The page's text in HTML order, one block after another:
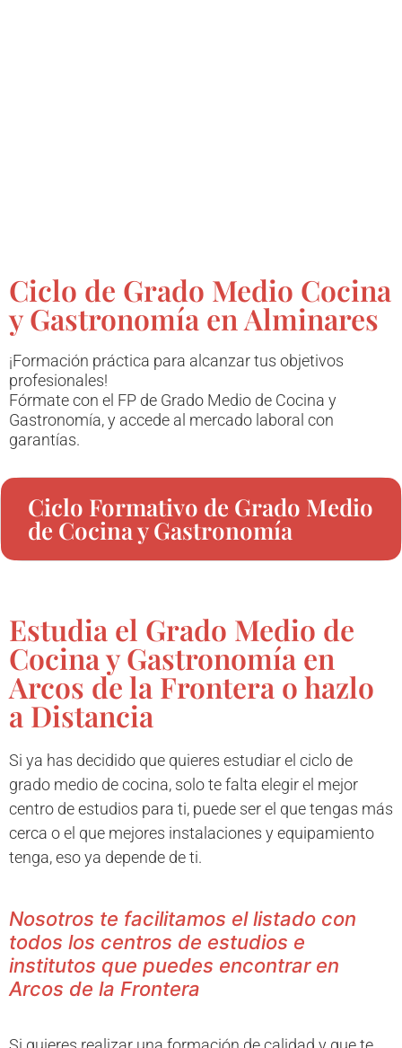
Ciclo de Grado Medio Cocina
y Gastronomía en Alminares
¡Formación práctica para alcanzar tus objetivos
profesionales!
Fórmate con el FP de Grado Medio de Cocina y
Gastronomía, y accede al mercado laboral con
garantías.
Ciclo Formativo de Grado Medio
de Cocina y Gastronomía
Estudia el Grado Medio de
Cocina y Gastronomía en
Arcos de la Frontera o hazlo
a Distancia
Si ya has decidido que quieres estudiar el ciclo de
grado medio de cocina, solo te falta elegir el mejor
centro de estudios para ti, puede ser el que tengas más
cerca o el que mejores instalaciones y equipamiento
tenga, eso ya depende de ti.
Nosotros te facilitamos el listado con
todos los centros de estudios e
institutos que puedes encontrar en
Arcos de la Frontera